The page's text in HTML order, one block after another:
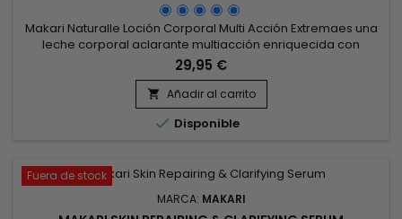
Makari Naturalle Loción Corporal Multi Acción Extremaes una
leche corporal aclarante multiacción enriquecida con
aceites de Argán y Almendras Dulces que hidrata en
profundidad las pieles secas y apagadas.&nbsp; Ofrece
protección SPF15 contra los rayos del sol y desvanece
gradualmente las áreas de decoloración de la piel y
manchas negras. ¡La piel queda...
29,95 €
 Añadir al carrito
 Disponible
Fuera de stock
MARCA: MAKARI